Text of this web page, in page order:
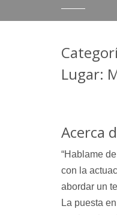
Lugar:
Acerca
“Hablame
con la
abordar un
La puesta